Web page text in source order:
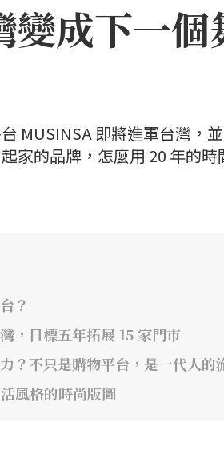
變成下一個
MUSINSA 即將進軍台灣，
家的品牌，怎麼用 20 年的
？
，目標五年拓展 15 家門市
？不只是購物平台，是一代人的
風格的時尚版圖